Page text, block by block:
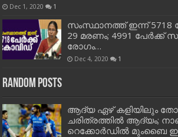
Dec 1, 2020 1
സംസ്ഥാനത്ത് ഇന്ന് 5718
29 മരണം; 4991 പേര്‍ക്ക്
രോഗം…
Dec 4, 2020 1
Random Posts
ആദ്യ ഏഴ് കളിയിലും
ചരിത്രത്തില്‍ ആദ്യം;
റെക്കോര്‍ഡില്‍ മുംബൈ